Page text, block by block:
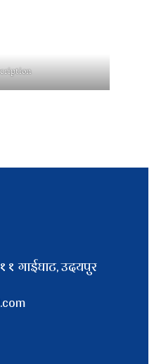
गाईघाट, उदयपुर